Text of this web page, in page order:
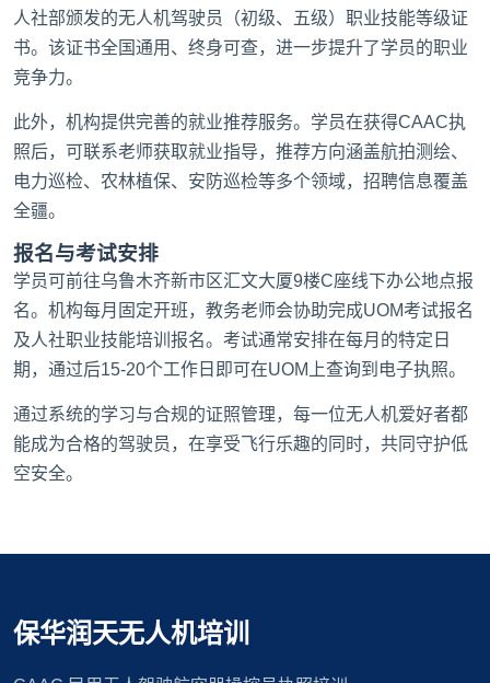
人社部颁发的无人机驾驶员（初级、五级）职业技能等级证
书。该证书全国通用、终身可查，进一步提升了学员的职业
竞争力。
此外，机构提供完善的就业推荐服务。学员在获得CAAC执
照后，可联系老师获取就业指导，推荐方向涵盖航拍测绘、
电力巡检、农林植保、安防巡检等多个领域，招聘信息覆盖
全疆。
报名与考试安排
学员可前往乌鲁木齐新市区汇文大厦9楼C座线下办公地点报
名。机构每月固定开班，教务老师会协助完成UOM考试报名
及人社职业技能培训报名。考试通常安排在每月的特定日
期，通过后15-20个工作日即可在UOM上查询到电子执照。
通过系统的学习与合规的证照管理，每一位无人机爱好者都
能成为合格的驾驶员，在享受飞行乐趣的同时，共同守护低
空安全。
保华润天无人机培训